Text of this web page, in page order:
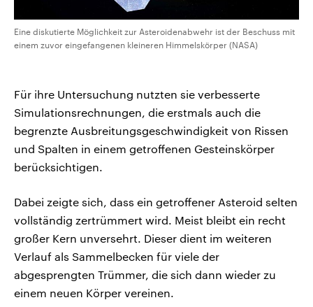
Eine diskutierte Möglichkeit zur Asteroidenabwehr ist der Beschuss mit
einem zuvor eingefangenen kleineren Himmelskörper (NASA)
Für ihre Untersuchung nutzten sie verbesserte
Simulationsrechnungen, die erstmals auch die
begrenzte Ausbreitungsgeschwindigkeit von Rissen
und Spalten in einem getroffenen Gesteinskörper
berücksichtigen.
Dabei zeigte sich, dass ein getroffener Asteroid selten
vollständig zertrümmert wird. Meist bleibt ein recht
großer Kern unversehrt. Dieser dient im weiteren
Verlauf als Sammelbecken für viele der
abgesprengten Trümmer, die sich dann wieder zu
einem neuen Körper vereinen.